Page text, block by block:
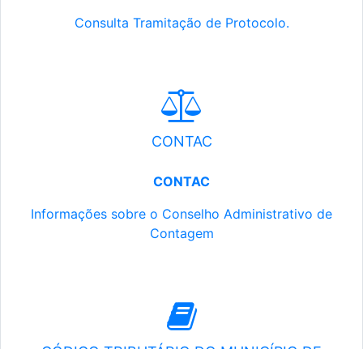
Consulta Tramitação de Protocolo.
CONTAC
CONTAC
Informações sobre o Conselho Administrativo de
Contagem